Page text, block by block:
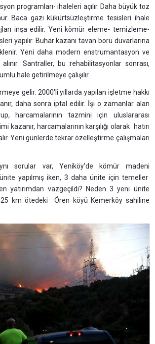
programları- ihaleleri açılır. Daha büyük toz
Baca gazı kükürtsüzleştirme tesisleri ihale
inşa edilir. Yeni kömür eleme- temizleme-
yapılır. Buhar kazanı tavan boru duvarlarına
Yeni daha modern enstrumantasyon ve
Santraller, bu rehabilitasyonlar sonrası,
hale getirilmeye çalışılır.
gelir. 2000'li yıllarda yapılan işletme hakkı
daha sonra iptal edilir. İşi o zamanlar alan
harcamalarının tazmini için uluslararası
kazanır, harcamalarının karşılığı olarak hatırı
Yeni günlerde tekrar özelleştirme çalışmaları
sorular var, Yeniköy'de kömür madeni
yapılmış iken, 3 daha ünite için temeller
yatırımdan vazgeçildi? Neden 3 yeni ünite
25 km ötedeki Ören köyü Kemerköy sahiline